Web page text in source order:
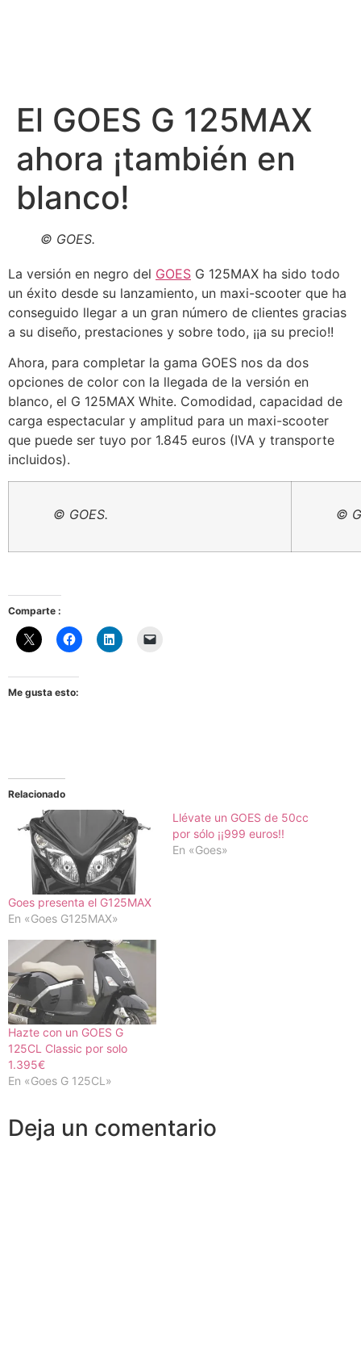
El GOES G 125MAX
ahora ¡también en
blanco!
© GOES.
La versión en negro del GOES G 125MAX ha sido todo
un éxito desde su lanzamiento, un maxi-scooter que ha
conseguido llegar a un gran número de clientes gracias
a su diseño, prestaciones y sobre todo, ¡¡a su precio!!
Ahora, para completar la gama GOES nos da dos
opciones de color con la llegada de la versión en
blanco, el G 125MAX White. Comodidad, capacidad de
carga espectacular y amplitud para un maxi-scooter
que puede ser tuyo por 1.845 euros (IVA y transporte
incluidos).
© GOES. ©
Comparte :
Me gusta esto:
Relacionado
Goes presenta el G125MAX
En «Goes G125MAX»
Llévate un GOES de 50cc
por sólo ¡¡999 euros!!
En «Goes»
Hazte con un GOES G
125CL Classic por solo
1.395€
En «Goes G 125CL»
Deja un comentario